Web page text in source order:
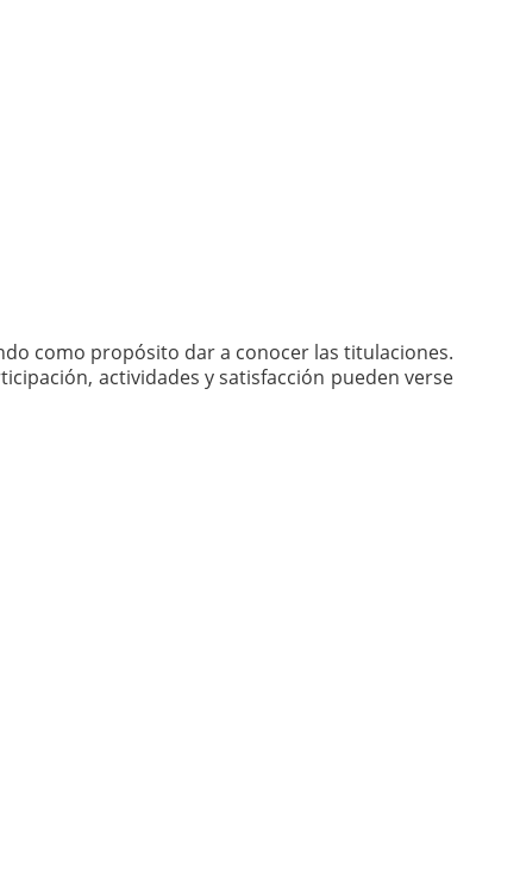
como propósito dar a conocer las titulaciones.
actividades y satisfacción pueden verse